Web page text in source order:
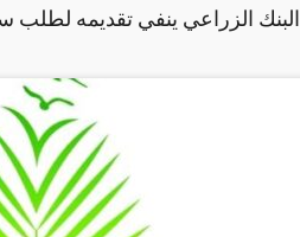
البنك الزراعي ينفي تقديمه